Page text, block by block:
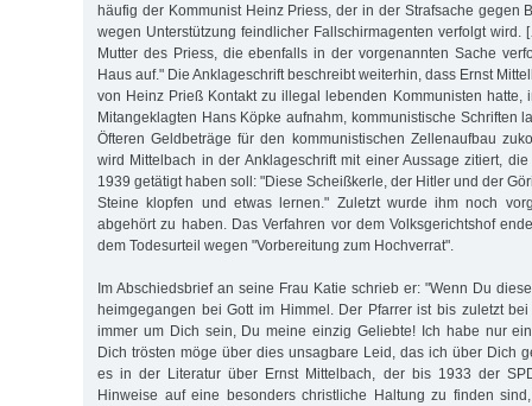
häufig der Kommunist Heinz Priess, der in der Strafsache gegen
wegen Unterstützung feindlicher Fallschirmagenten verfolgt
Mutter des Priess, die ebenfalls in der vorgenannten Sache
Haus auf." Die Anklageschrift beschreibt weiterhin, dass Ernst
von Heinz Prieß Kontakt zu illegal lebenden Kommunisten hatte,
Mitangeklagten Hans Köpke aufnahm, kommunistische Schriften
Öfteren Geldbeträge für den kommunistischen Zellenaufbau
wird Mittelbach in der Anklageschrift mit einer Aussage zitiert,
1939 getätigt haben soll: "Diese Scheißkerle, der Hitler und der
Steine klopfen und etwas lernen." Zuletzt wurde ihm noch
abgehört zu haben. Das Verfahren vor dem Volksgerichtshof
dem Todesurteil wegen "Vorbereitung zum Hochverrat".
Im Abschiedsbrief an seine Frau Katie schrieb er: "Wenn Du
heimgegangen bei Gott im Himmel. Der Pfarrer ist bis zuletzt
immer um Dich sein, Du meine einzig Geliebte! Ich habe nur
Dich trösten möge über dies unsagbare Leid, das ich über Dich
es in der Literatur über Ernst Mittelbach, der bis 1933 der
Hinweise auf eine besonders christliche Haltung zu finden